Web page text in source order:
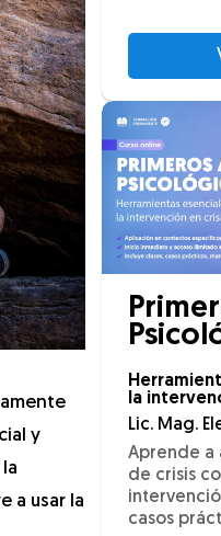
y
a usar la
la
Lic. Mag.
Aprende a
de crisis
casos